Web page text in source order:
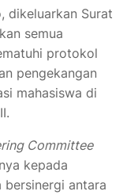
dikeluarkan Surat
semua
protokol
pengekangan
mahasiswa di
Committee
kepada
bersinergi antara